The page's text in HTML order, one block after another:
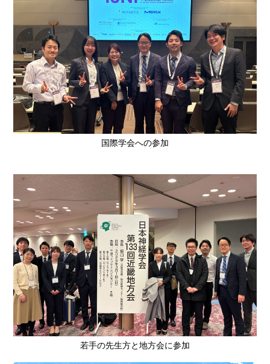
国際学会への参加
若手の先生方と地方会に参加